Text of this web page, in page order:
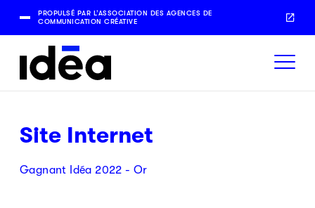
PROPULSÉ PAR L’ASSOCIATION DES AGENCES DE
COMMUNICATION CRÉATIVE
Site Internet
Gagnant Idéa 2022 - Or